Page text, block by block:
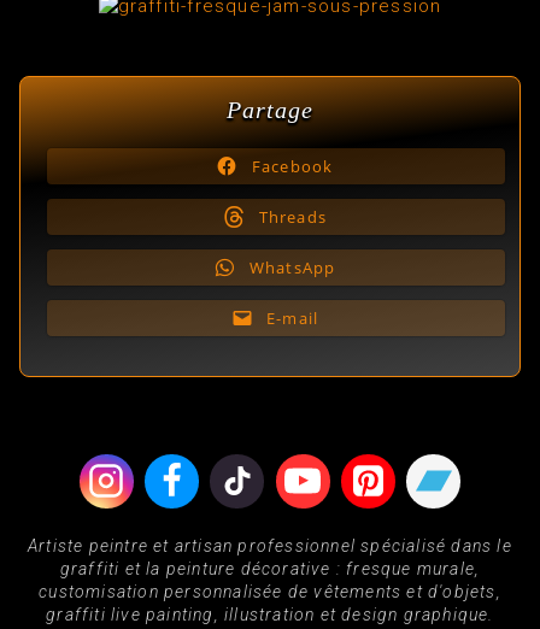
Partage
Facebook
Threads
WhatsApp
E-mail
Artiste peintre et artisan professionnel spécialisé dans le
graffiti et la peinture décorative : fresque murale,
customisation personnalisée de vêtements et d'objets,
graffiti live painting, illustration et design graphique.